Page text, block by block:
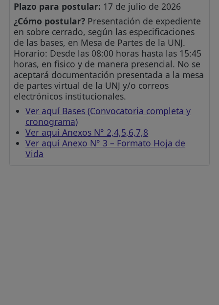
Plazo para postular: 17 de julio de 2026
¿Cómo postular? Presentación de expediente
en sobre cerrado, según las especificaciones
de las bases, en Mesa de Partes de la UNJ.
Horario: Desde las 08:00 horas hasta las 15:45
horas, en fisico y de manera presencial. No se
aceptará documentación presentada a la mesa
de partes virtual de la UNJ y/o correos
electrónicos institucionales.
Ver aquí Bases (Convocatoria completa y
cronograma)
Ver aquí Anexos N° 2,4,5,6,7,8
Ver aquí Anexo N° 3 – Formato Hoja de
Vida